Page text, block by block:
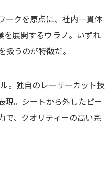
ークを原点に、社内一貫体
展開するウラノ。いずれ
うのが特徴だ。
。独自のレーザーカット技
現。シートから外したピー
で、クオリティーの高い完